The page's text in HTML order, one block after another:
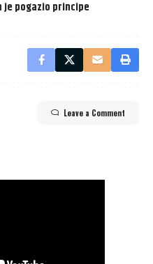
je pogazio principe
Leave a Comment